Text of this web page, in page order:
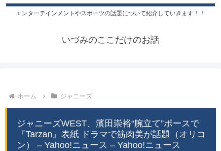
エンターテインメントやスポーツの話題について紹介していきます！！
いづみのここだけのお話
ホーム ジャニーズ
ジャニーズWEST、濱田崇裕“腕立て”ポースで
『Tarzan』表紙 ドラマで筋肉美が話題（オリコ
ン） – Yahoo!ニュース – Yahoo!ニュース